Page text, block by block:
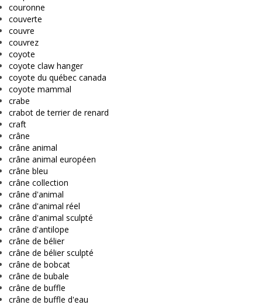
couronne
couverte
couvre
couvrez
coyote
coyote claw hanger
coyote du québec canada
coyote mammal
crabe
crabot de terrier de renard
craft
crâne
crâne animal
crâne animal européen
crâne bleu
crâne collection
crâne d'animal
crâne d'animal réel
crâne d'animal sculpté
crâne d'antilope
crâne de bélier
crâne de bélier sculpté
crâne de bobcat
crâne de bubale
crâne de buffle
crâne de buffle d'eau